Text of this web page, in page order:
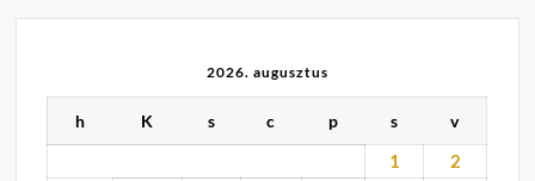
2026. augusztus
h K s c p s v
1
2